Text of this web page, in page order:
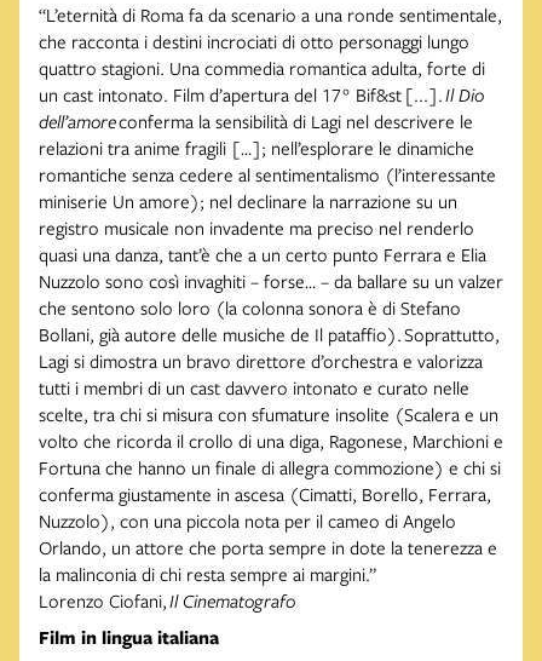
“L’eternità di Roma fa da scenario a una ronde sentimentale,
che racconta i destini incrociati di otto personaggi lungo
quattro stagioni. Una commedia romantica adulta, forte di
un cast intonato. Film d’apertura del 17° Bif&st [...].Il Dio
dell’amoreconferma la sensibilità di Lagi nel descrivere le
relazioni tra anime fragili […]; nell’esplorare le dinamiche
romantiche senza cedere al sentimentalismo (l’interessante
miniserie Un amore); nel declinare la narrazione su un
registro musicale non invadente ma preciso nel renderlo
quasi una danza, tant’è che a un certo punto Ferrara e Elia
Nuzzolo sono così invaghiti – forse… – da ballare su un valzer
che sentono solo loro (la colonna sonora è di Stefano
Bollani, già autore delle musiche de Il pataffio). Soprattutto,
Lagi si dimostra un bravo direttore d’orchestra e valorizza
tutti i membri di un cast davvero intonato e curato nelle
scelte, tra chi si misura con sfumature insolite (Scalera e un
volto che ricorda il crollo di una diga, Ragonese, Marchioni e
Fortuna che hanno un finale di allegra commozione) e chi si
conferma giustamente in ascesa (Cimatti, Borello, Ferrara,
Nuzzolo), con una piccola nota per il cameo di Angelo
Orlando, un attore che porta sempre in dote la tenerezza e
la malinconia di chi resta sempre ai margini.”
Lorenzo Ciofani,Il Cinematografo
Film in lingua italiana